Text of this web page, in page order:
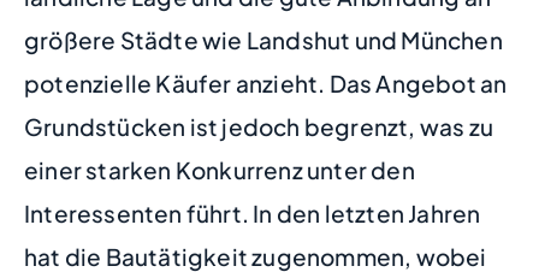
größere Städte wie Landshut und München
potenzielle Käufer anzieht. Das Angebot an
Grundstücken ist jedoch begrenzt, was zu
einer starken Konkurrenz unter den
Interessenten führt. In den letzten Jahren
hat die Bautätigkeit zugenommen, wobei